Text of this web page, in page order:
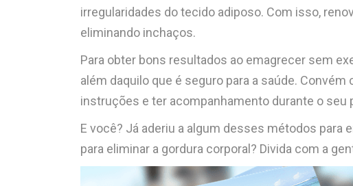
irregularidades do tecido adiposo. Com isso,
eliminando inchaços.
Para obter bons resultados ao emagrecer sem
além daquilo que é seguro para a saúde.
instruções e ter acompanhamento durante o seu
E você? Já aderiu a algum desses métodos
para eliminar a gordura corporal? Divida com a